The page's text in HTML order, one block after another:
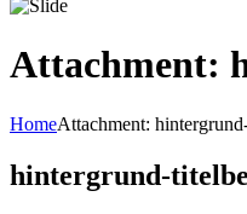
Attachment:
HomeAttachment:
hintergrund-